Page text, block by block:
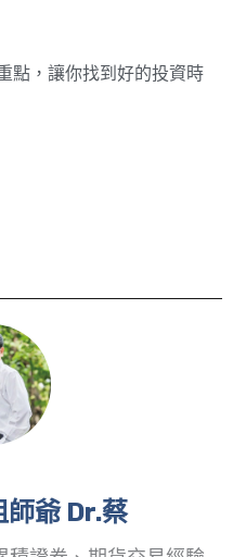
點，讓你找到好的投資時
師爺 Dr.蔡